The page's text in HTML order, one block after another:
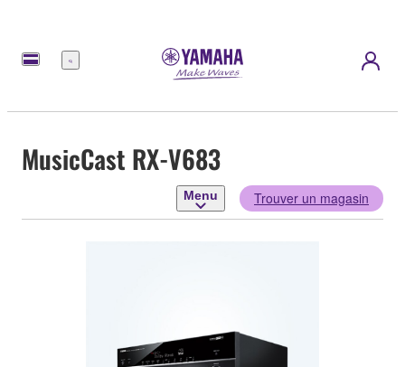
Menu
MusicCast RX-V683
Menu Trouver un magasin